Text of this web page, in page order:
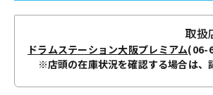
取扱
ドラムステーション大阪プレミアム(06-
※店頭の在庫状況を確認する場合は、